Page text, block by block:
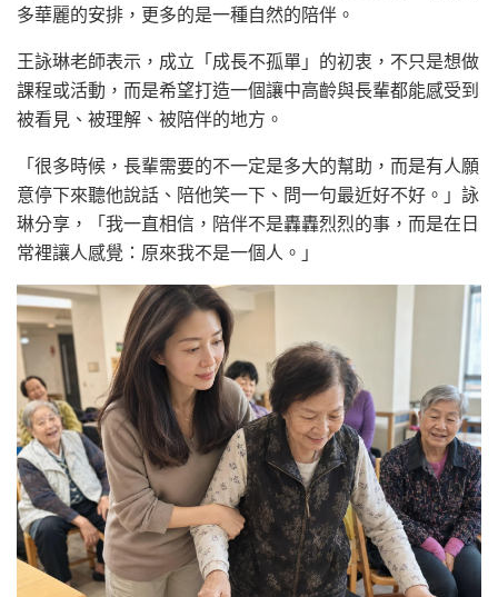
多華麗的安排，更多的是一種自然的陪伴。
王詠琳老師表示，成立「成長不孤單」的初衷，不只是想做
課程或活動，而是希望打造一個讓中高齡與長輩都能感受到
被看見、被理解、被陪伴的地方。
「很多時候，長輩需要的不一定是多大的幫助，而是有人願
意停下來聽他說話、陪他笑一下、問一句最近好不好。」詠
琳分享，「我一直相信，陪伴不是轟轟烈烈的事，而是在日
常裡讓人感覺：原來我不是一個人。」